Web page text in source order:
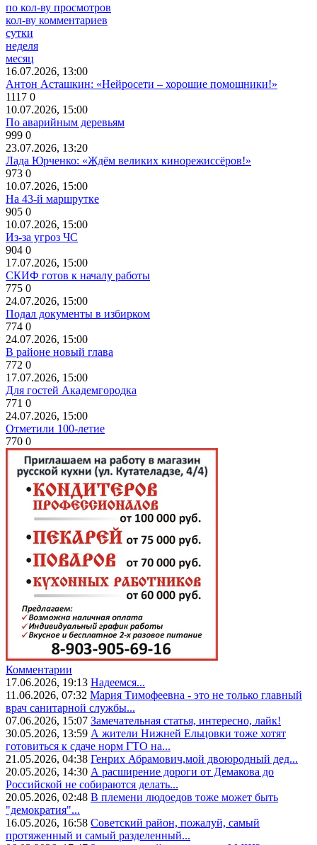
по кол-ву просмотров
кол-ву комментариев
сутки
неделя
месяц
16.07.2026, 13:00
Антон Асташкин: «Нейросети – хорошие помощники!»
1117 0
10.07.2026, 15:00
По аварийным деревьям
999 0
23.07.2026, 13:20
Лада Юрченко: «Ждём великих кинорежиссёров!»
973 0
10.07.2026, 15:00
На 43-й маршрутке
905 0
10.07.2026, 15:00
Из-за угроз ЧС
904 0
17.07.2026, 15:00
СКИФ готов к началу работы
775 0
24.07.2026, 15:00
Подал документы в избирком
774 0
24.07.2026, 15:00
В районе новый глава
772 0
17.07.2026, 15:00
Для гостей Академгородка
771 0
24.07.2026, 15:00
Отметили 100-летие
770 0
Комментарии
17.06.2026, 19:13 Надеемся...
11.06.2026, 07:32 Мария Тимофеевна - это не только главный
врач санитарной службы...
07.06.2026, 15:07 Замечательная статья, интересно, лайк!
30.05.2026, 13:59 А жители Нижней Ельцовки тоже хотят
готовиться к сдаче норм ГТО на...
21.05.2026, 04:38 Генрих Абрамович,мой двоюродный дед...
20.05.2026, 14:30 А расширение дороги от Демакова до
Российской не собираются делать...
20.05.2026, 02:48 В племени людоедов тоже может быть
"демократия"...
16.05.2026, 16:58 Советский район, пожалуй, самый
протяженный и самый разделенный...